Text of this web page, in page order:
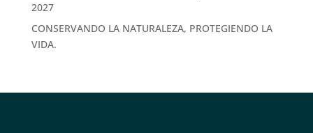
2027
CONSERVANDO LA NATURALEZA, PROTEGIENDO LA
VIDA.